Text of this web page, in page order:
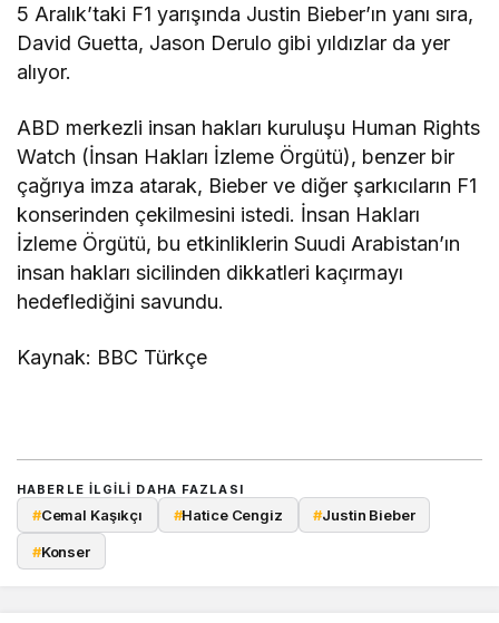
5 Aralık’taki F1 yarışında Justin Bieber’ın yanı sıra,
David Guetta, Jason Derulo gibi yıldızlar da yer
alıyor.
ABD merkezli insan hakları kuruluşu Human Rights
Watch (İnsan Hakları İzleme Örgütü), benzer bir
çağrıya imza atarak, Bieber ve diğer şarkıcıların F1
konserinden çekilmesini istedi. İnsan Hakları
İzleme Örgütü, bu etkinliklerin Suudi Arabistan’ın
insan hakları sicilinden dikkatleri kaçırmayı
hedeflediğini savundu.
Kaynak: BBC Türkçe
HABERLE ILGILI DAHA FAZLASI
#Cemal Kaşıkçı #Hatice Cengiz #Justin Bieber
#Konser